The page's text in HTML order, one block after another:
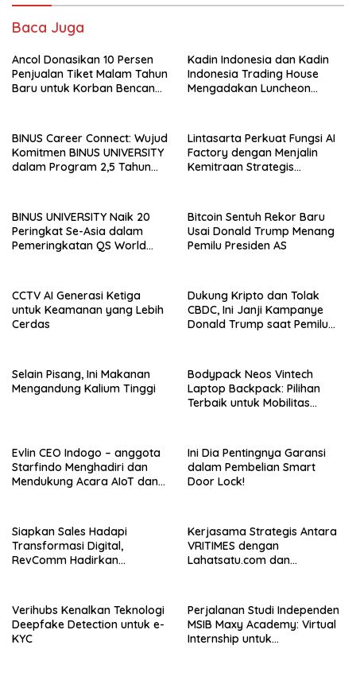
Baca Juga
Ancol Donasikan 10 Persen
Penjualan Tiket Malam Tahun
Baru untuk Korban Bencana
Kadin Indonesia dan Kadin
Indonesia Trading House
Mengadakan Luncheon
Chamber of Commerce and
Industry (SMCCI)
BINUS Career Connect: Wujud
Komitmen BINUS UNIVERSITY
dalam Program 2,5 Tahun
Lintasarta Perkuat Fungsi AI
Factory dengan Menjalin
Kemitraan Strategis
BINUS UNIVERSITY Naik 20
Peringkat Se-Asia dalam
Pemeringkatan QS World
Bitcoin Sentuh Rekor Baru
Usai Donald Trump Menang
Pemilu Presiden AS
CCTV AI Generasi Ketiga
untuk Keamanan yang Lebih
Cerdas
Dukung Kripto dan Tolak
CBDC, Ini Janji Kampanye
Donald Trump saat Pemilu
Selain Pisang, Ini Makanan
Mengandung Kalium Tinggi
Bodypack Neos Vintech
Laptop Backpack: Pilihan
Terbaik untuk Mobilitas
Evlin CEO Indogo – anggota
Starfindo Menghadiri dan
Mendukung Acara AIoT dan
Ini Dia Pentingnya Garansi
dalam Pembelian Smart
Door Lock!
Siapkan Sales Hadapi
Transformasi Digital,
RevComm Hadirkan
Kerjasama Strategis Antara
VRITIMES dengan
Lahatsatu.com dan
Indonesia
Verihubs Kenalkan Teknologi
Deepfake Detection untuk e-
KYC
Perjalanan Studi Independen
MSIB Maxy Academy: Virtual
Internship untuk